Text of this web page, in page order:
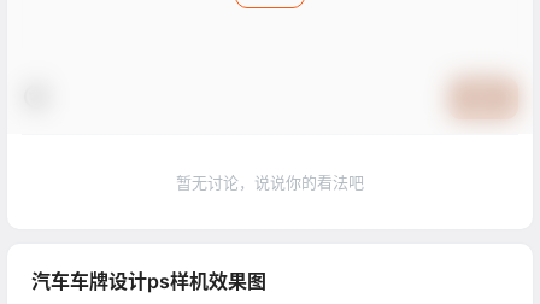
暂无讨论，说说你的看法吧
汽车车牌设计ps样机效果图